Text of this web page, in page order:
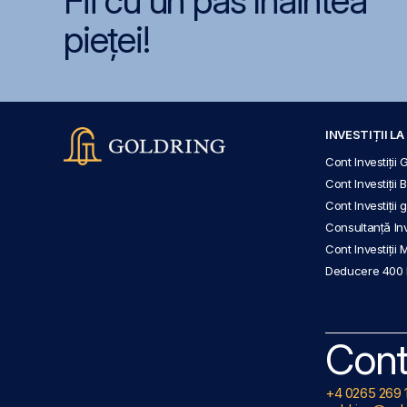
pieței!
INVESTIȚII LA
Cont Investiții
Cont Investiții
Cont Investiții
Consultanță
Cont Investiții
Deducere 400
+4 0265 269